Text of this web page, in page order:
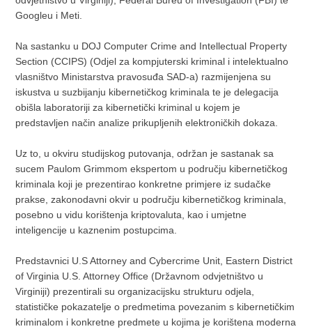
Googleu i Meti.
Na sastanku u DOJ Computer Crime and Intellectual Property
Section (CCIPS) (Odjel za kompjuterski kriminal i intelektualno
vlasništvo Ministarstva pravosuđa SAD-a) razmijenjena su
iskustva u suzbijanju kibernetičkog kriminala te je delegacija
obišla laboratoriji za kibernetički kriminal u kojem je
predstavljen način analize prikupljenih elektroničkih dokaza.
Uz to, u okviru studijskog putovanja, održan je sastanak sa
sucem Paulom Grimmom ekspertom u području kibernetičkog
kriminala koji je prezentirao konkretne primjere iz sudačke
prakse, zakonodavni okvir u području kibernetičkog kriminala,
posebno u vidu korištenja kriptovaluta, kao i umjetne
inteligencije u kaznenim postupcima.
Predstavnici U.S Attorney and Cybercrime Unit, Eastern District
of Virginia U.S. Attorney Office (Državnom odvjetništvo u
Virginiji) prezentirali su organizacijsku strukturu odjela,
statističke pokazatelje o predmetima povezanim s kibernetičkim
kriminalom i konkretne predmete u kojima je korištena moderna